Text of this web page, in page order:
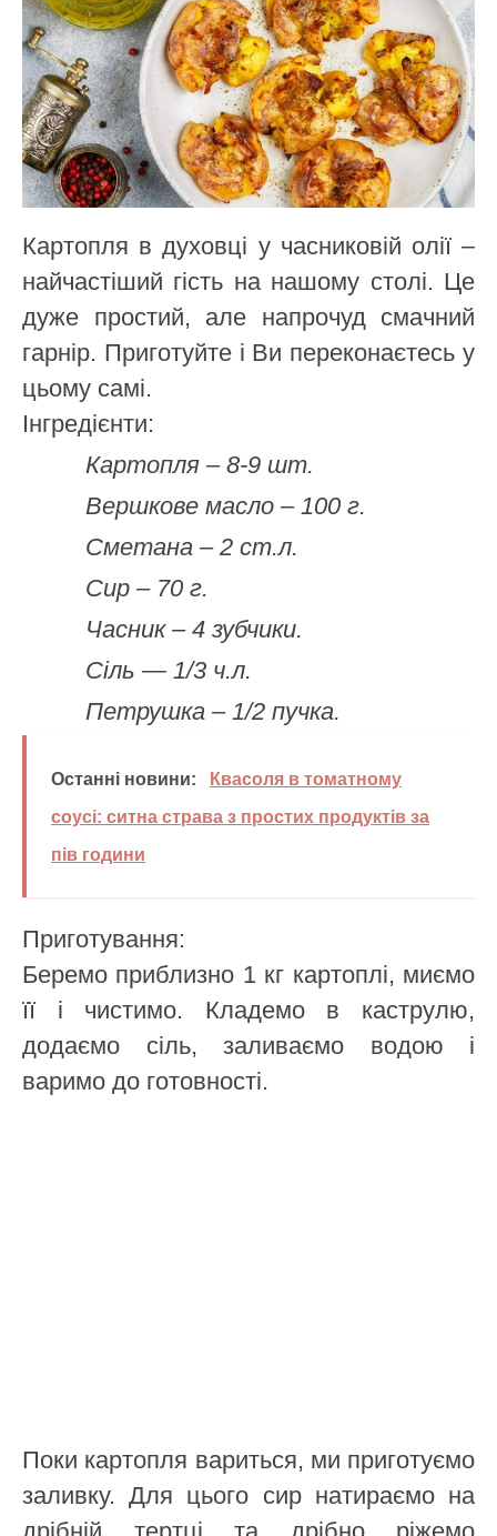
Картопля в духовці у часниковій олії –
найчастіший гість на нашому столі. Це
дуже простий, але напрочуд смачний
гарнір. Приготуйте і Ви переконаєтесь у
цьому самі.
Інгредієнти:
Картопля – 8-9 шт.
Вершкове масло – 100 г.
Сметана – 2 ст.л.
Сир – 70 г.
Часник – 4 зубчики.
Сіль — 1/3 ч.л.
Петрушка – 1/2 пучка.
Останні новини:
Квасоля в томатному
соусі: ситна страва з простих продуктів за
пів години
Приготування:
Беремо приблизно 1 кг картоплі, миємо
її і чистимо. Кладемо в каструлю,
додаємо сіль, заливаємо водою і
варимо до готовності.
Поки картопля вариться, ми приготуємо
заливку. Для цього сир натираємо на